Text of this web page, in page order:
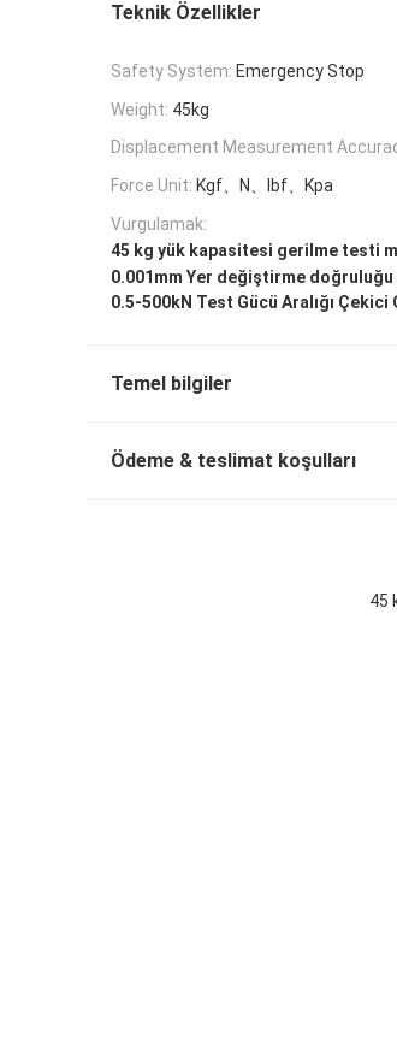
Teknik Özellikler
Safety System: Emergency Stop
Weight: 45kg
Displacement Measurement
Force Unit: Kgf、N、lbf、Kpa
Vurgulamak:
45 kg yük kapasitesi gerilme testi
0.001mm Yer değiştirme
0.5-500kN Test Gücü Aralığı Çekici
Temel bilgiler
Ödeme & teslimat koşulları
45